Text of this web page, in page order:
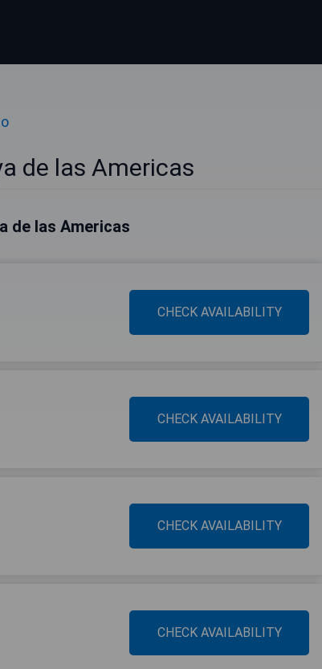
de las Americas
de las Americas
CHECK AVAILABILITY
CHECK AVAILABILITY
CHECK AVAILABILITY
CHECK AVAILABILITY